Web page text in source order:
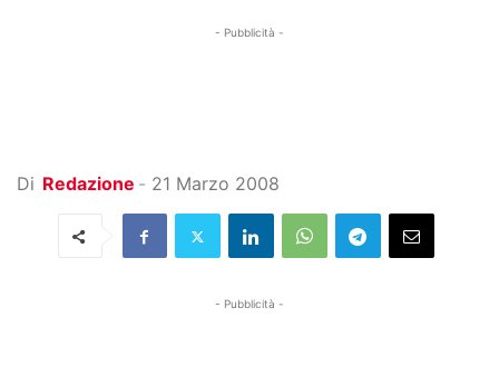
- Pubblicità -
Di Redazione - 21 Marzo 2008
- Pubblicità -